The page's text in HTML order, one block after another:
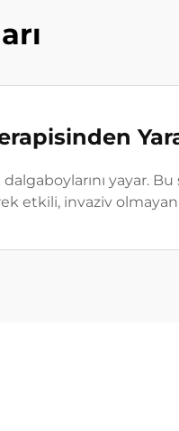
dalgaboylarını yayar.
etkili, invaziv